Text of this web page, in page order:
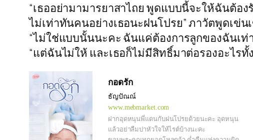
“เธออย่ามามารยาสาไถย พูดแบบนี้จะให้ฉันต้อ
ไม่เท่าทันคนอย่างเธอนะฝนโปรย” ภาวัตพูดเข่
“ไม่ใช่แบบนั้นนะคะ ฉันแค่ต้องการลูกของฉันเท่
“แต่ฉันไม่ให้ และเธอก็ไม่มีสิทธิ์มาต่อรองอะไรทั้
กอดรัก
ธัญปัณณ์
www.mebmarket.com
ฝากอุดหนุนพี่แดนกับฝนโปรยด้วยนะคะ อุดหนุน
แล้วอย่าลืมปาหัวใจให้ไรต์บ้างนะคะ